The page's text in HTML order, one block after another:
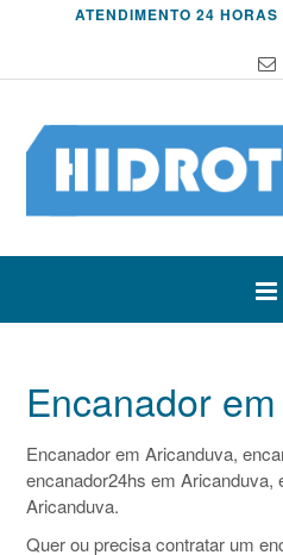
ATENDIMENTO 24 HORAS
Encanador
Encanador em Aricanduva‎,
encanador24hs em Aricanduva‎,
Aricanduva‎.
Quer ou precisa contratar um